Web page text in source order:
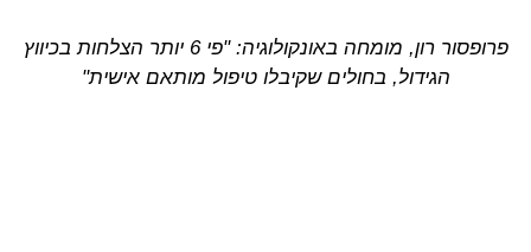
פרופסור רון, מומחה באונקולוגיה: "פי 6 יותר הצלחות בכיווץ
הגידול, בחולים שקיבלו טיפול מותאם אישית"